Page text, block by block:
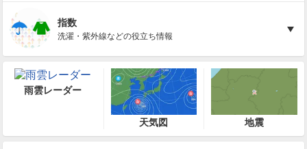
指数
洗濯・紫外線などの役立ち情報
雨雲レーダー
天気図 地震